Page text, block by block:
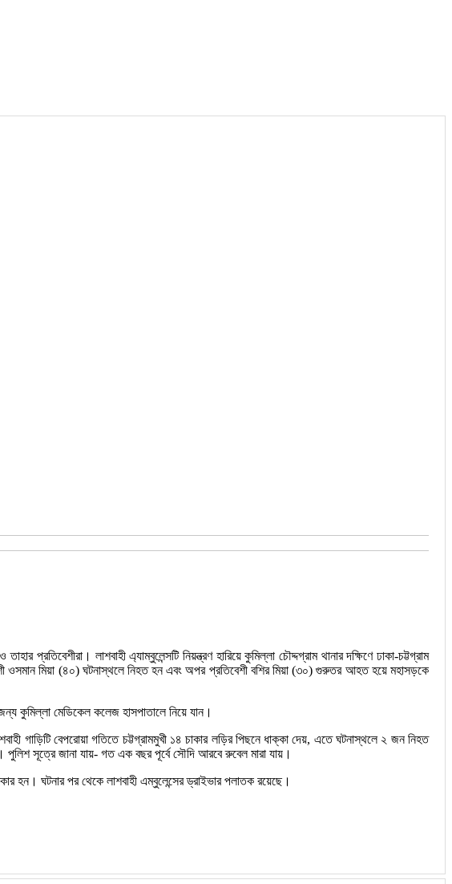
লাশবাহী এ্যাম্বুলেন্সটি নিয়ন্ত্রণ হারিয়ে কুমিল্লা চৌদ্দগ্রাম থানার দক্ষিণে ঢাকা-চট্টগ্রাম
ওসমান মিয়া (৪০) ঘটনাস্থলে নিহত হন এবং অপর প্রতিবেশী বশির মিয়া (৩০) গুরুতর আহত হয়ে মহাসড়কে
কুমিল্লা মেডিকেল কলেজ হাসপাতালে নিয়ে যান।
গাড়িটি বেপরোয়া গতিতে চট্টগ্রামমুখী ১৪ চাকার লড়ির পিছনে ধাক্কা দেয়, এতে ঘটনাস্থলে ২ জন নিহত
সূত্রে জানা যায়- গত এক বছর পূর্বে সৌদি আরবে রুবেল মারা যায়।
হন। ঘটনার পর থেকে লাশবাহী এম্বুলেন্সের ড্রাইভার পলাতক রয়েছে।